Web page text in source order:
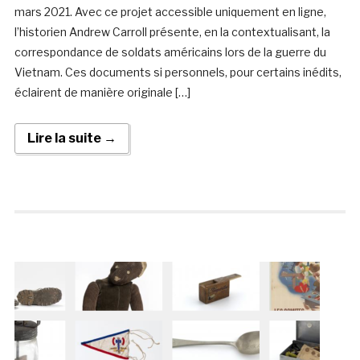
mars 2021. Avec ce projet accessible uniquement en ligne,
l’historien Andrew Carroll présente, en la contextualisant, la
correspondance de soldats américains lors de la guerre du
Vietnam. Ces documents si personnels, pour certains inédits,
éclairent de manière originale […]
Lire la suite →